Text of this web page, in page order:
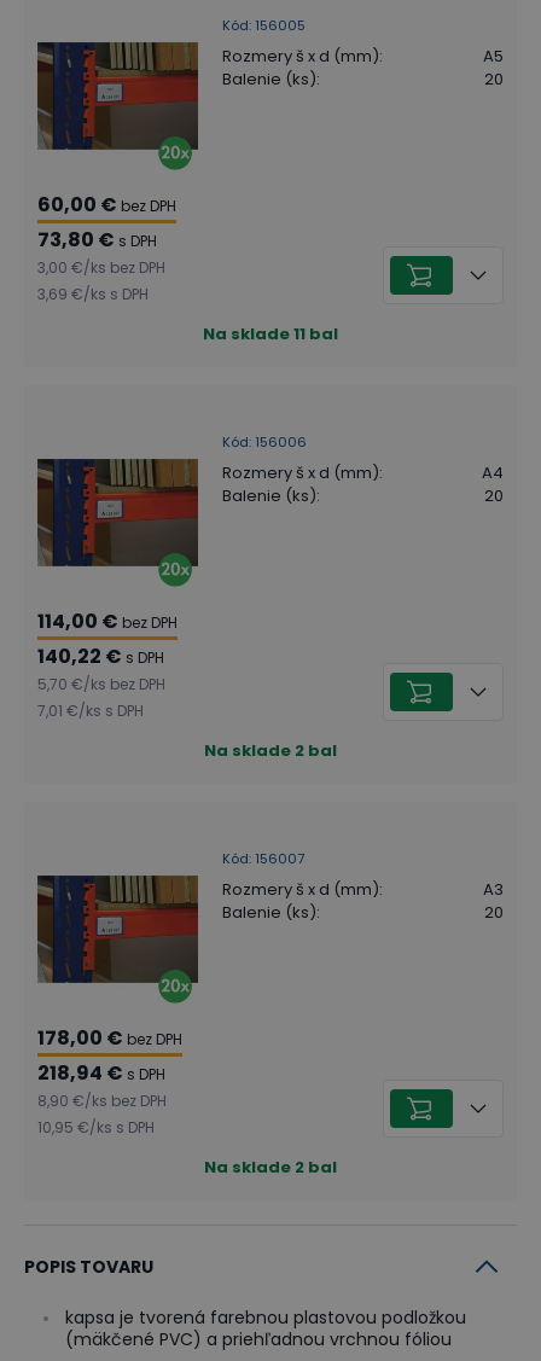
Kód: 156005
Rozmery š x d (mm):
A5
Balenie (ks): 20
60,00 € bez DPH
73,80 € s DPH
3,00 €/ks bez DPH
3,69 €/ks s DPH
Na sklade11 bal
Kód: 156006
Rozmery š x d (mm):
A4
Balenie (ks): 20
114,00 € bez DPH
140,22 € s DPH
5,70 €/ks bez DPH
7,01 €/ks s DPH
Na sklade 2 bal
Kód: 156007
Rozmery š x d (mm):
A3
Balenie (ks): 20
178,00 € bez DPH
218,94 € s DPH
8,90 €/ks bez DPH
10,95 €/ks s DPH
Na sklade 2 bal
POPIS TOVARU
kapsa je tvorená farebnou plastovou podložkou
(mäkčené PVC) a priehľadnou vrchnou fóliou